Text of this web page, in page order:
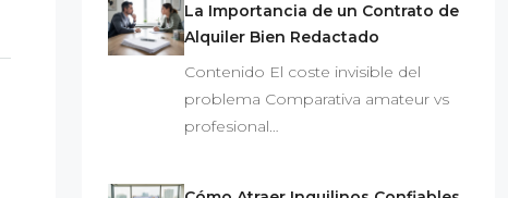
La Importancia de un Contrato de
Alquiler Bien Redactado
Contenido El coste invisible del
problema Comparativa amateur vs
profesional…